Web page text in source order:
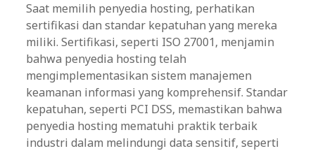
Saat memilih penyedia hosting, perhatikan
sertifikasi dan standar kepatuhan yang mereka
miliki. Sertifikasi, seperti ISO 27001, menjamin
bahwa penyedia hosting telah
mengimplementasikan sistem manajemen
keamanan informasi yang komprehensif. Standar
kepatuhan, seperti PCI DSS, memastikan bahwa
penyedia hosting mematuhi praktik terbaik
industri dalam melindungi data sensitif, seperti